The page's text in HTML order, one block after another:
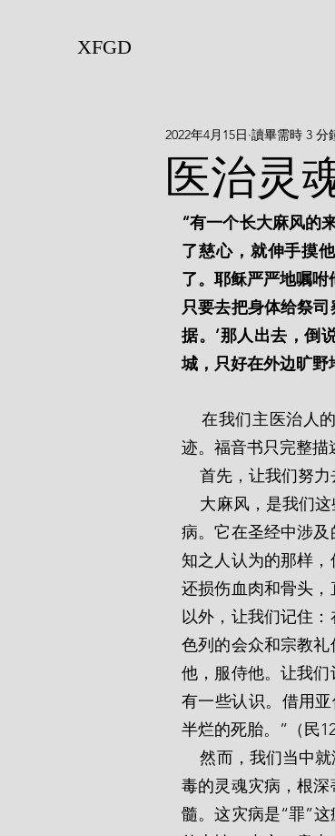
XFGD
医治灵
2022年4月15日 讀畢需時 3 分
“有一个长大麻风的
了慈心，就伸手摸
了。耶稣严严地嘱咐
只要去把身体给祭
据。’那人出去，倒
城，只好在外边旷
    在我们主医治人的一切神迹中，可能最奇妙的就是对长大麻风的人行的医治神
迹。福音书只完整描
首先，让我们
病。它在圣经中涉
知之人认为的那样
还损伤血肉和骨头
以外，让我们记住
色列的会众和宗教
他，服侍他。让我
有一些认识。借用
半烂的死胎。”（民12
    然而，我们当中就没有任何像大麻风一样的事情吗？有的！确实有的。有一种恶
毒的灵魂灾病，根
髓。这灾病是“罪”